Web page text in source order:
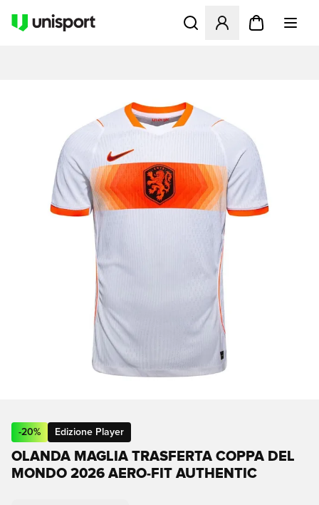
Apre una finestra modale
-20% Edizione Player
OLANDA MAGLIA TRASFERTA COPPA DEL
MONDO 2026 AERO-FIT AUTHENTIC